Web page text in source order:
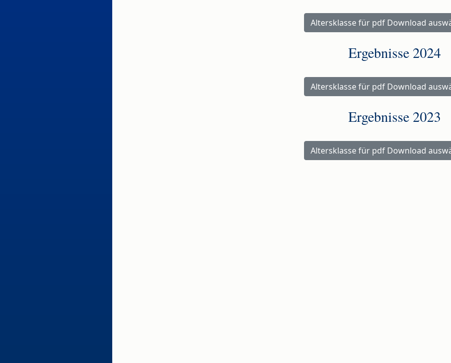
Altersklasse für pdf Download
Ergebnisse 2024
Altersklasse für pdf Download
Ergebnisse 2023
Altersklasse für pdf Download